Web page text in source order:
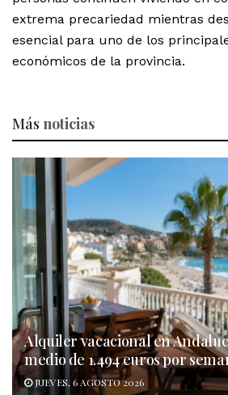
extrema precariedad mientras
esencial para uno de los
económicos de la provincia.
Más noticias
Alquiler vacacional en
medio de 1.494 euros por
JUEVES, 6 AGOSTO 2026